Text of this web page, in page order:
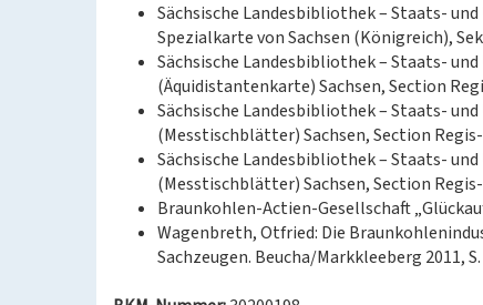
Sächsische Landesbibliothek – Staats-
Spezialkarte von Sachsen (Königreich),
Sächsische Landesbibliothek – Staats-
(Äquidistantenkarte) Sachsen, Section
Sächsische Landesbibliothek – Staats-
(Messtischblätter) Sachsen, Section
Sächsische Landesbibliothek – Staats-
(Messtischblätter) Sachsen, Section
Braunkohlen-Actien-Gesellschaft
Wagenbreth, Otfried: Die
Sachzeugen. Beucha/Markkleeberg 2011, S.